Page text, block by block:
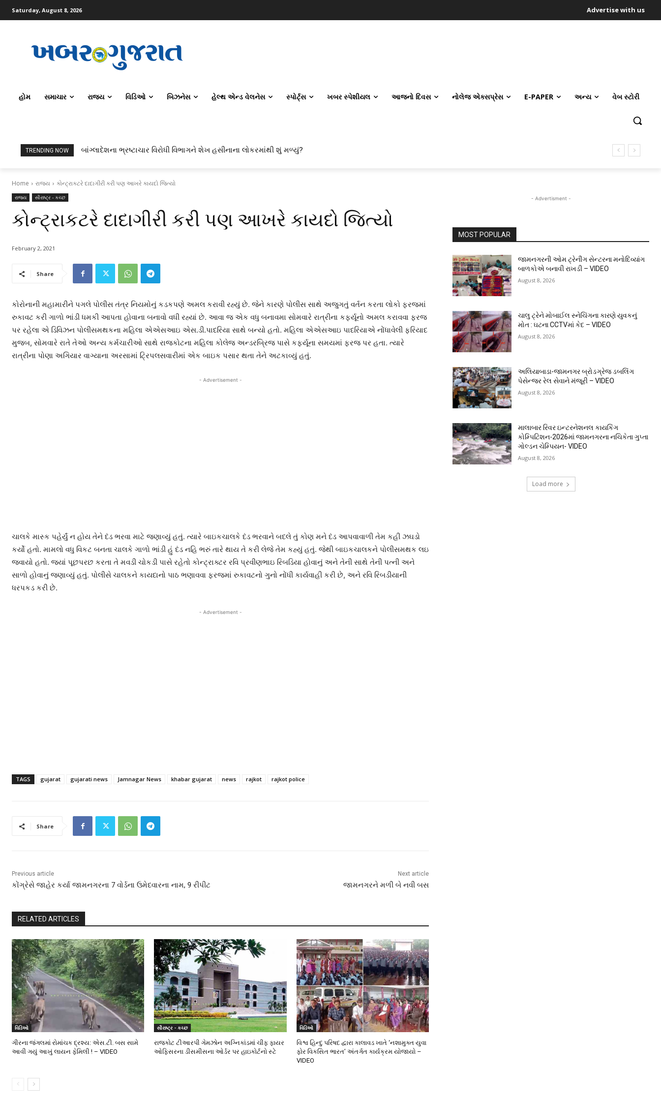
Saturday, August 8, 2026 Advertise with us
હોમ સમાચાર રાજ્ય વિડિઓ બિઝનેસ હેલ્થ એન્ડ વેલનેસ સ્પોર્ટ્સ ખબર સ્પેશીયલ આજનો દિવસ નોલેજ એક્સપ્રેસ E-PAPER અન્ય વેબ સ્ટોરી
TRENDING NOW બાંગ્લાદેશના ભ્રષ્ટાચાર વિરોધી વિભાગને શેખ હસીનાના લોકરમાંથી શું મળ્યું?
Home રાજ્ય કોન્ટ્રાકટરે દાદાગીરી કરી પણ આખરે કાયદો જિત્યો
રાજ્ય સૌરાષ્ટ્ર - કચ્છ
કોન્ટ્રાકટરે દાદાગીરી કરી પણ આખરે કાયદો જિત્યો
February 2, 2021
Share
કોરોનાની મહામારીને પગલે પોલીસ તંત્ર નિયમોનું કડકપણે અમલ કરાવી રહ્યું છે. જેને કારણે પોલીસ સાથે અજુગતું વર્તન કરતા લોકો ફરજમાં
રુકાવટ કરી ગાળો ભાંડી ધમકી આપતા હોવાના બનાવો વધી રહ્યાં છે. આવા જ એક વધુ બનાવમા સોમવારે રાત્રીના કર્ફ્યૂનો અમલ કરાવવા ફરજ
પર રહેલા એ ડિવિઝન પોલીસમથકના મહિલા એએસઆઇ એસ.ડી.પાદરિયા સાથે બન્યો હતો. મહિલા એએસઆઇ પાદરિયાએ નોંધાવેલી ફરિયાદ
મુજબ, સોમવારે રાતે તેઓ અન્ય કર્મચારીઓ સાથે રાજકોટના મહિલા કોલેજ અન્ડરબ્રિજ પાસે કર્ફ્યૂના સમયમાં ફરજ પર હતા. ત્યારે
રાત્રીના પોણા અગિયાર વાગ્યાના અરસામાં ટ્રિપલસવારીમાં એક બાઇક પસાર થતા તેને અટકાવ્યું હતું.
- Advertisement -
ચાલકે માસ્ક પહેર્યું ન હોય તેને દંડ ભરવા માટે જણાવ્યું હતું. ત્યારે બાઇકચાલકે દંડ ભરવાને બદલે તું કોણ મને દંડ આપવાવાળી તેમ કહી ઝઘડો
કર્યો હતો. મામલો વધુ વિકટ બનતા ચાલકે ગાળો ભાંડી હું દંડ નહિ ભરું તારે થાય તે કરી લેજે તેમ કહ્યું હતું. જેથી બાઇકચાલકને પોલીસમથક લઇ
જવાયો હતો. જ્યાં પૂછપરછ કરતા તે મવડી ચોકડી પાસે રહેતો કોન્ટ્રાક્ટર રવિ પ્રવીણભાઇ રિબડિયા હોવાનું અને તેની સાથે તેની પત્ની અને
સાળો હોવાનું જણાવ્યું હતું. પોલીસે ચાલકને કાયદાનો પાઠ ભણાવવા ફરજમાં રુકાવટનો ગુનો નોંધી કાર્યવાહી કરી છે, અને રવિ રિબડીયાની
ધરપકડ કરી છે.
- Advertisement -
TAGS gujarat gujarati news Jamnagar News khabar gujarat news rajkot rajkot police
Share
Previous article
કોંગ્રેસે જાહેર કર્યા જામનગરના 7 વોર્ડના ઉમેદવારના નામ, 9 રીપીટ
Next article
જામનગરને મળી બે નવી બસ
RELATED ARTICLES
વિડિઓ
ગીરના જંગલમાં રોમાંચક દ્રશ્ય: એસ.ટી. બસ સામે
આવી ગયું આખું લાયન ફેમિલી ! – VIDEO
સૌરાષ્ટ્ર - કચ્છ
રાજકોટ ટીઆરપી ગેમઝોન અગ્નિકાંડમાં ચીફ ફાયર
ઓફિસરના ડીસમીસના ઓર્ડર પર હાઇકોર્ટનો સ્ટે
વિડિઓ
વિશ્વ હિન્દુ પરિષદ દ્વારા કાલાવડ ખાતે ‘નશામુક્ત યુવા
ફોર વિકસિત ભારત’ અંતર્ગત કાર્યક્રમ યોજાયો –
VIDEO
- Advertisment -
MOST POPULAR
જામનગરની ઓમ ટ્રેનીંગ સેન્ટરના મનોદિવ્યાંગ
બાળકોએ બનાવી રાખડી – VIDEO
August 8, 2026
ચાલુ ટ્રેને મોબાઈલ સ્નેચિંગના કારણે યુવકનું
મોત : ઘટના CCTVમાં કેદ – VIDEO
August 8, 2026
અલિયાબાડા-જામનગર બ્રોડગ્રેજ ડબલિંગ
પેસેન્જર રેલ સેવાને મંજૂરી – VIDEO
August 8, 2026
માલાબાર રિવર ઇન્ટરનેશનલ કાયકિંગ
કોમ્પિટિશન-2026માં જામનગરના નચિકેતા ગુપ્તા
ગોલ્ડન ચેમ્પિયન- VIDEO
August 8, 2026
Load more